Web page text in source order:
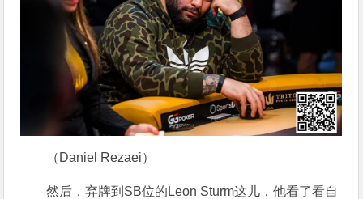
（Daniel Rezaei）
然后，弃牌到SB位的Leon Sturm这儿，他看了看自